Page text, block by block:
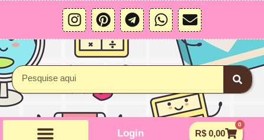
conteúdo
I
n
s
t
a
a
P
i
n
t
e
s
T
e
l
m
W
h
a
p
p
E
n
v
e
p
e
Pesquisar
Login R$0,00
0